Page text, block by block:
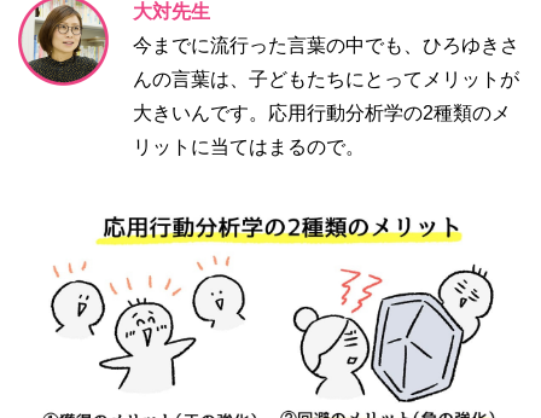
大対先生
今までに流行った言葉の中でも、ひろゆきさ
んの言葉は、子どもたちにとってメリットが
大きいんです。応用行動分析学の2種類のメ
リットに当てはまるので。